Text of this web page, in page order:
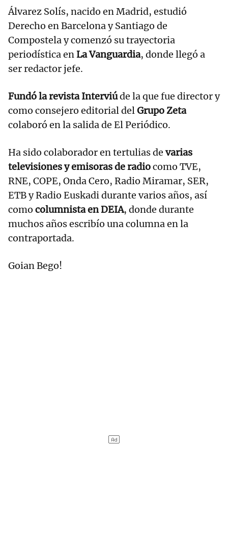
Álvarez Solís, nacido en Madrid, estudió
Derecho en Barcelona y Santiago de
Compostela y comenzó su trayectoria
periodística enLa Vanguardia, donde llegó a
ser redactor jefe.
Fundó la revista Interviúde la que fue director y
como consejero editorial delGrupo Zeta
colaboró en la salida de El Periódico.
Ha sido colaborador en tertulias de varias
televisiones y emisoras de radiocomo TVE,
RNE, COPE, Onda Cero, Radio Miramar, SER,
ETB y Radio Euskadi durante varios años, así
como columnista en DEIA, donde durante
muchos años escribío una columna en la
contraportada.
Goian Bego!